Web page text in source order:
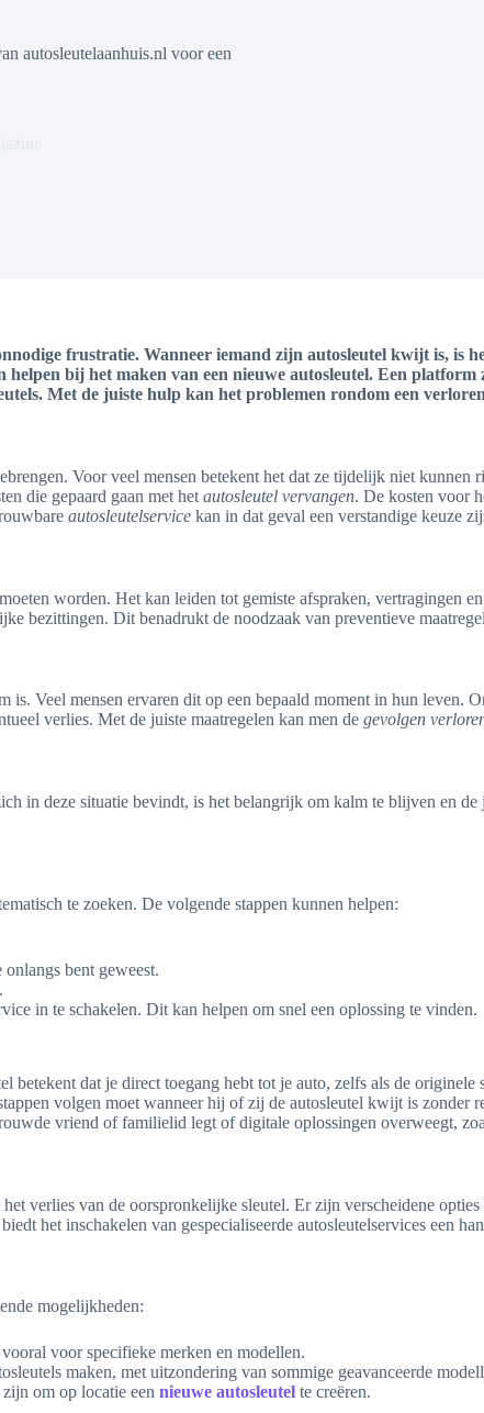
autosleutelaanhuis.nl voor een
frustratie. Wanneer iemand zijn autosleutel kwijt is, is
bij het maken van een nieuwe autosleutel. Een
Met de juiste hulp kan het problemen rondom een
Voor veel mensen betekent het dat ze tijdelijk niet
die gepaard gaan met het autosleutel vervangen. De kosten voor
autosleutelservice kan in dat geval een verstandige keuze
worden. Het kan leiden tot gemiste afspraken, vertragingen
bezittingen. Dit benadrukt de noodzaak van preventieve
is. Veel mensen ervaren dit op een bepaald moment in hun leven.
verlies. Met de juiste maatregelen kan men de gevolgen
in deze situatie bevindt, is het belangrijk om kalm te blijven en
te zoeken. De volgende stappen kunnen helpen:
bent geweest.
in te schakelen. Dit kan helpen om snel een oplossing te vinden.
betekent dat je direct toegang hebt tot je auto, zelfs als de
volgen moet wanneer hij of zij de autosleutel kwijt is zonder
vriend of familielid legt of digitale oplossingen overweegt,
verlies van de oorspronkelijke sleutel. Er zijn verscheidene
het inschakelen van gespecialiseerde autosleutelservices een
mogelijkheden:
voor specifieke merken en modellen.
maken, met uitzondering van sommige geavanceerde
om op locatie een nieuwe autosleutel te creëren.